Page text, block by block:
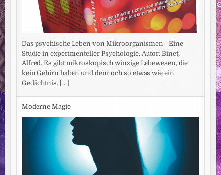
Das psychische Leben von Mikroorganismen - Eine
Studie in experimenteller Psychologie. Autor: Binet,
Alfred. Es gibt mikroskopisch winzige Lebewesen, die
kein Gehirn haben und dennoch so etwas wie ein
Gedächtnis. [...]
Moderne Magie